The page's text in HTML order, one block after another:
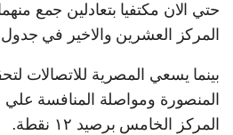
حتي الان مكتفيا بتعادلين جمع
المركز العشرين والاخير في
بينما يسعي المصرية للاتصالات
المنصورة ومواصلة المنافسة
المركز الخامس برصيد ١٢ نقطة.